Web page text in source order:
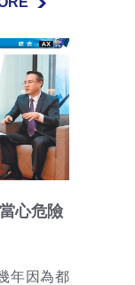
心危險
年因為都